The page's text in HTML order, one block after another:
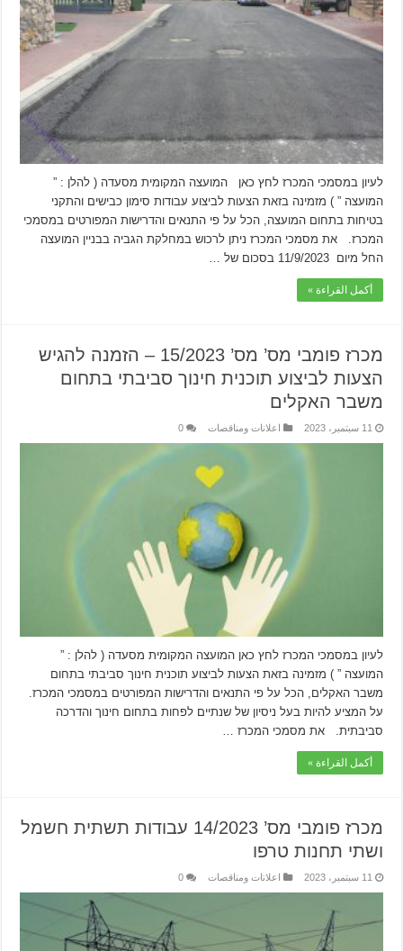
לעיון במסמכי המכרז לחץ כאן המועצה המקומית מסעדה ( להלן : ”
המועצה ” ) מזמינה בזאת הצעות לביצוע עבודות סימון כבישים והתקני
בטיחות בתחום המועצה, הכל על פי התנאים והדרישות המפורטים במסמכי
המכרז. את מסמכי המכרז ניתן לרכוש במחלקת הגביה בבניין המועצה
החל מיום 11/9/2023 בסכום של …
أكمل القراءة »
מכרז פומבי מס’ מס’ 15/2023 – הזמנה להגיש
הצעות לביצוע תוכנית חינוך סביבתי בתחום
משבר האקלים
11 سبتمبر، 2023 اعلانات ومناقصات 0
לעיון במסמכי המכרז לחץ כאן המועצה המקומית מסעדה ( להלן : ”
המועצה ” ) מזמינה בזאת הצעות לביצוע תוכנית חינוך סביבתי בתחום
משבר האקלים, הכל על פי התנאים והדרישות המפורטים במסמכי המכרז.
על המציע להיות בעל ניסיון של שנתיים לפחות בתחום חינוך והדרכה
סביבתית. את מסמכי המכרז …
أكمل القراءة »
מכרז פומבי מס’ 14/2023 עבודות תשתית חשמל
ושתי תחנות טרפו
11 سبتمبر، 2023 اعلانات ومناقصات 0